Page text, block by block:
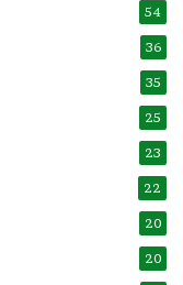
54
36
35
25
23
22
20
20